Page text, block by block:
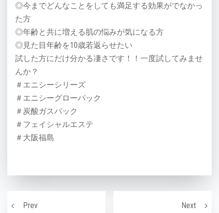
◎今までどんなことをしても満足する効果がでなかっ
た方
◎年齢と共に増える肌の悩みが気になる方
◎見た目年齢を10歳若返らせたい
試した方にだけ分かる凄さです！！一度試してみませ
んか？
＃エニシーシリーズ
＃エニシーグローパック
＃炭酸ガスパック
＃フェイシャルエステ
＃大阪福島
Prev
ニキビができやすい方の特徴！原因と改善方法〜！
Next顔を